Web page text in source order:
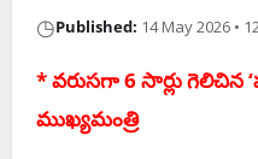
◷Published: 14 May 2026 •
* వరుసగా 6 సార్లు గెలిచిన
ముఖ్యమంత్రి